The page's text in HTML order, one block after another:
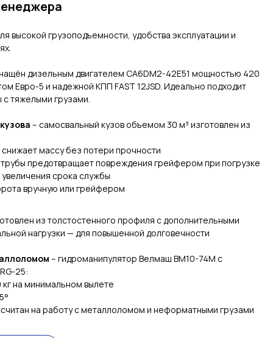
высокой грузоподъемности, удобства эксплуатации и
дизельным двигателем CA6DM2-42E51 мощностью 420
Евро-5 и надежной КПП FAST 12JSD. Идеально подходит
тяжелыми грузами.
– самосвальный кузов объемом 30 м³ изготовлен из
массу без потери прочности
трубы предотвращает повреждения грейфером при погрузке
срока службы
вручную или грейфером
из толстостенного профиля с дополнительными
нагрузки — для повышенной долговечности
– гидроманипулятор Велмаш ВМ10-74М с
25:
на минимальном вылете
на работу с металлоломом и неформатными грузами